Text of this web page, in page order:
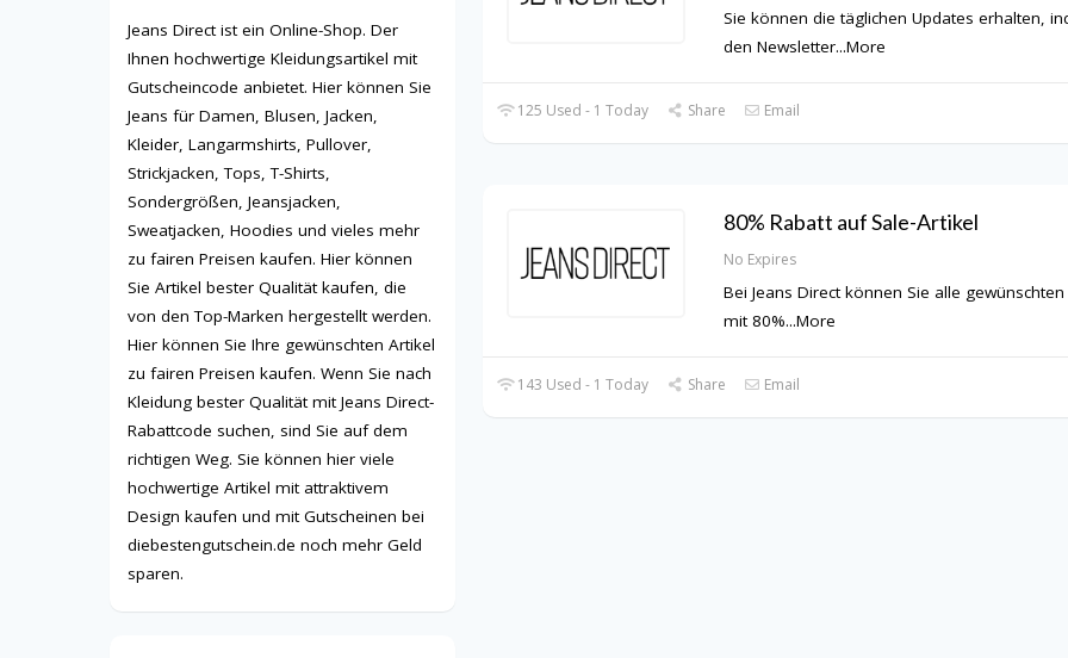
Sie können die täglichen Updates erhalten,
den Newsletter...More
125 Used - 1 Today Share Email
80% Rabatt auf Sale-Artikel
No Expires
Bei Jeans Direct können Sie alle gewünschten
mit 80%...More
143 Used - 1 Today Share Email
Jeans Direct ist ein Online-Shop. Der
Ihnen hochwertige Kleidungsartikel mit
Gutscheincode anbietet. Hier können Sie
Jeans für Damen, Blusen, Jacken,
Kleider, Langarmshirts, Pullover,
Strickjacken, Tops, T-Shirts,
Sondergrößen, Jeansjacken,
Sweatjacken, Hoodies und vieles mehr
zu fairen Preisen kaufen. Hier können
Sie Artikel bester Qualität kaufen, die
von den Top-Marken hergestellt werden.
Hier können Sie Ihre gewünschten Artikel
zu fairen Preisen kaufen. Wenn Sie nach
Kleidung bester Qualität mit Jeans Direct-
Rabattcode suchen, sind Sie auf dem
richtigen Weg. Sie können hier viele
hochwertige Artikel mit attraktivem
Design kaufen und mit Gutscheinen bei
diebestengutschein.de noch mehr Geld
sparen.